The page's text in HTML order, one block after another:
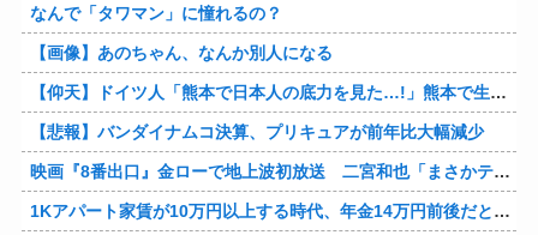
なんで「タワマン」に憧れるの？
【画像】あのちゃん、なんか別人になる
【仰天】ドイツ人「熊本で日本人の底力を見た…!」熊本で生まれて初めて震度7の大地震を経験したドイツ人。直後、日本人たちの行動に衝撃を受けてしまう…
【悲報】バンダイナムコ決算、プリキュアが前年比大幅減少
映画『8番出口』金ローで地上波初放送 二宮和也「まさかテレビにまで迷い込んでしまうとは」
1Kアパート家賃が10万円以上する時代、年金14万円前後だと賃貸の人は無理じゃね？